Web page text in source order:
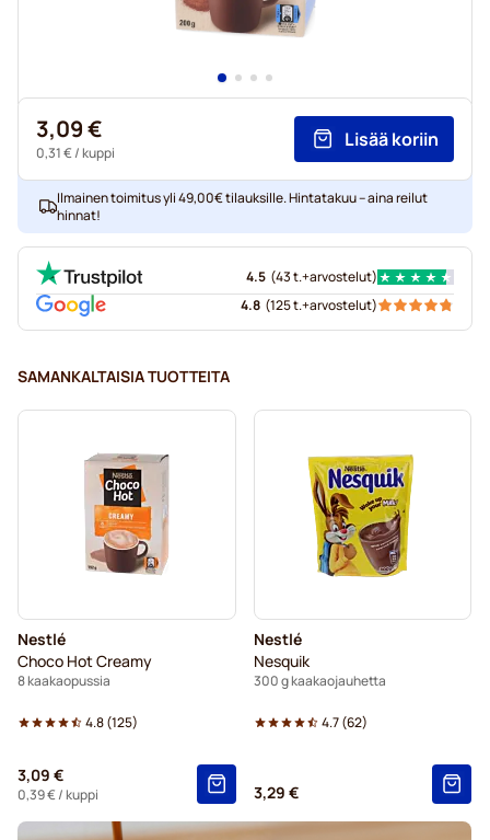
3,09 €
0,31 €/ kuppi
Lisää koriin
Ilmainen toimitus yli 49,00€ tilauksille. Hintatakuu – aina reilut
hinnat!
4.5 (43 t.+arvostelut)
4.8 (125 t.+arvostelut)
SAMANKALTAISIA TUOTTEITA
Nestlé
Choco Hot Creamy
8 kaakaopussia
4.8(125)
3,09 €
0,39 €/ kuppi
Nestlé
Nesquik
300 g kaakaojauhetta
4.7(62)
3,29 €